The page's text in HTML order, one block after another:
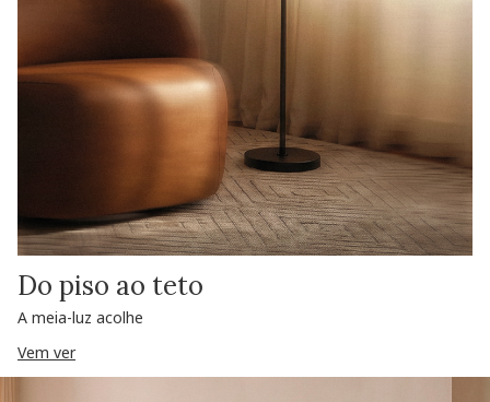
Do piso ao teto
A meia-luz acolhe
Vem ver